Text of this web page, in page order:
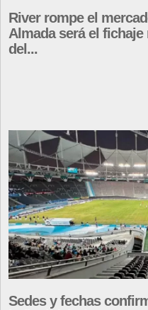
River rompe el
Almada será el
del...
Sedes y fechas